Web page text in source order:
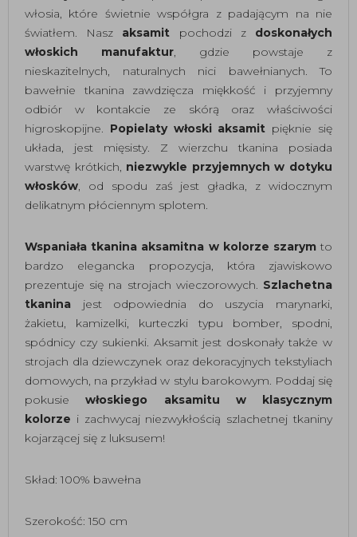
włosia, które świetnie współgra z padającym na nie
światłem. Nasz aksamit pochodzi z doskonałych
włoskich manufaktur, gdzie powstaje z
nieskazitelnych, naturalnych nici bawełnianych. To
bawełnie tkanina zawdzięcza miękkość i przyjemny
odbiór w kontakcie ze skórą oraz właściwości
higroskopijne. Popielaty włoski aksamit pięknie się
układa, jest mięsisty. Z wierzchu tkanina posiada
warstwę krótkich, niezwykle przyjemnych w dotyku
włosków, od spodu zaś jest gładka, z widocznym
delikatnym płóciennym splotem.
Wspaniała tkanina aksamitna w kolorze szarym to
bardzo elegancka propozycja, która zjawiskowo
prezentuje się na strojach wieczorowych. Szlachetna
tkanina jest odpowiednia do uszycia marynarki,
żakietu, kamizelki, kurteczki typu bomber, spodni,
spódnicy czy sukienki. Aksamit jest doskonały także w
strojach dla dziewczynek oraz dekoracyjnych tekstyliach
domowych, na przykład w stylu barokowym. Poddaj się
pokusiewłoskiego aksamitu w klasycznym
kolorze i zachwycaj niezwykłością szlachetnej tkaniny
kojarzącej się z luksusem!
Skład: 100% bawełna
Szerokość: 150 cm